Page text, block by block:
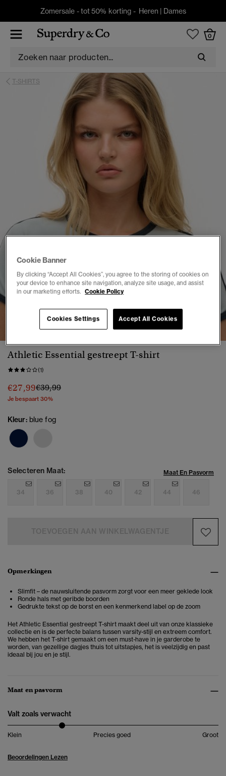
Zomersale - tot 50% korting - Heren | Dames
0
T-SHIRTS
1 2 3 4 5 6
Athletic Essential gestreept T-shirt
(1)
€27,99Prijs verlaagd van
€39,99naar
Je bespaart 30%
Kleur: blue fog
Selecteren Maat: Maat En Pasvorm
34 36 38 40 42 44 46
Opmerkingen
Slimfit – de nauwsluitende pasvorm zorgt voor een meer geklede look
Ronde hals met geribde boorden
Gedrukte tekst op de borst en een kenmerkend label op de zoom
Het Athletic Essential gestreept T-shirt maakt deel uit van onze klassieke
collectie en is de perfecte balans tussen varsity-stijl en extreem comfort.
We hebben het T-shirt gemaakt om een must-have in je garderobe te
worden, van gezellige dagjes thuis tot uitstapjes, het is veelzijdig en past
ideaal bij jou en je stijl.
Maat en pasvorm
Valt zoals verwacht
Klein Precies goed Groot
Beoordelingen Lezen
Cookie Banner
By clicking “Accept All Cookies”, you agree to the storing of cookies on
your device to enhance site navigation, analyze site usage, and assist
in our marketing efforts. Cookie Policy
Cookies Settings Accept All Cookies